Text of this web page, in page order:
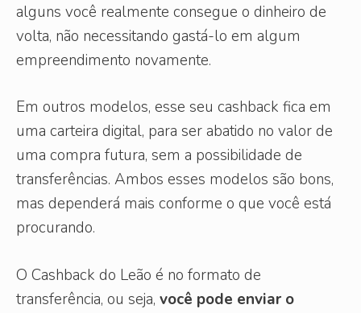
alguns você realmente consegue o dinheiro de
volta, não necessitando gastá-lo em algum
empreendimento novamente.
Em outros modelos, esse seu cashback fica em
uma carteira digital, para ser abatido no valor de
uma compra futura, sem a possibilidade de
transferências. Ambos esses modelos são bons,
mas dependerá mais conforme o que você está
procurando.
O Cashback do Leão é no formato de
transferência, ou seja, você pode enviar o